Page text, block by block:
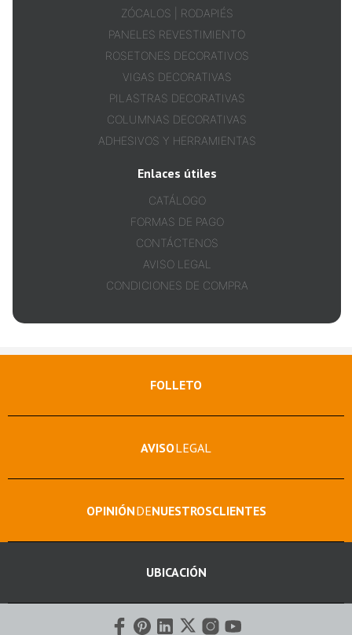
ZÓCALOS | RODAPIÉS
PANELES REVESTIMIENTO
ROSETONES DECORATIVOS
VIGAS DECORATIVAS
PILASTRAS DECORATIVAS
COLUMNAS DECORATIVAS
ADHESIVOS Y HERRAMIENTAS
Enlaces útiles
CATÁLOGO
FORMAS DE PAGO
CONTÁCTENOS
AVISO LEGAL
CONDICIONES DE COMPRA
FOLLETO
AVISOLEGAL
OPINIÓNDENUESTROSCLIENTES
UBICACIÓN